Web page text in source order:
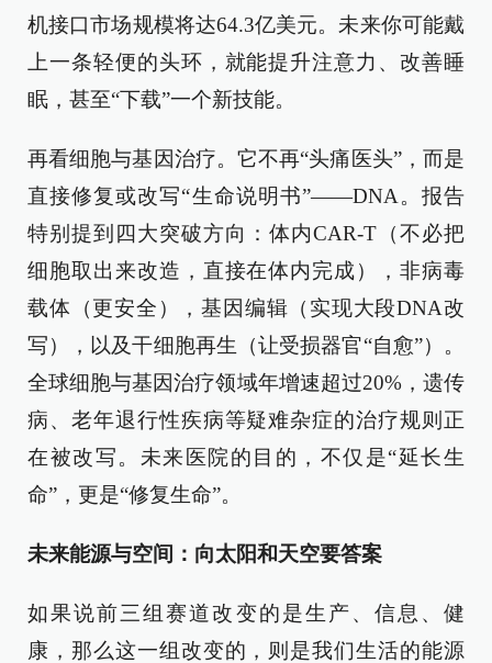
机接口市场规模将达64.3亿美元。未来你可能戴
上一条轻便的头环，就能提升注意力、改善睡
眠，甚至“下载”一个新技能。
再看细胞与基因治疗。它不再“头痛医头”，而是
直接修复或改写“生命说明书”——DNA。报告
特别提到四大突破方向：体内CAR-T（不必把
细胞取出来改造，直接在体内完成），非病毒
载体（更安全），基因编辑（实现大段DNA改
写），以及干细胞再生（让受损器官“自愈”）。
全球细胞与基因治疗领域年增速超过20%，遗传
病、老年退行性疾病等疑难杂症的治疗规则正
在被改写。未来医院的目的，不仅是“延长生
命”，更是“修复生命”。
未来能源与空间：向太阳和天空要答案
如果说前三组赛道改变的是生产、信息、健
康，那么这一组改变的，则是我们生活的能源